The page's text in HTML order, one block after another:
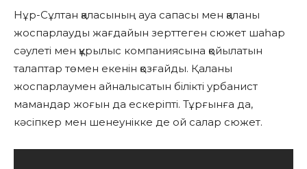
Нұр-Сұлтан қаласының ауа сапасы мен қаланы
жоспарлауды жағдайын зерттеген сюжет шаһар
сәулеті мен құрылыс компаниясына қойылатын
талаптар төмен екенін қозғайды. Қаланы
жоспарлаумен айналысатын білікті урбанист
мамандар жоғын да ескеріпті. Тұрғынға да,
кәсіпкер мен шенеунікке де ой салар сюжет.